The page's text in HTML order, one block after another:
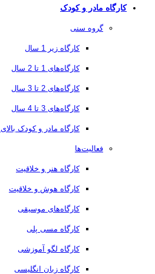
کارگاه مادر و کودک
گروه سنی
کارگاه زیر 1 سال
کارگاه‌های 1 تا 2 سال
کارگاه‌های 2 تا 3 سال
کارگاه‌های 3 تا 4 سال
کارگاه مادر و کودک بالای 4 سال
فعالیت‌ها
کارگاه هنر و خلاقیت
کارگاه هوش و خلاقیت
کارگاه‌های موسیقی
کارگاه مسی پلی
کارگاه لگو آموزشی
کارگاه زبان انگلیسی